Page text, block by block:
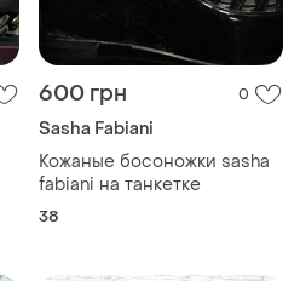
600 грн 0
Sasha Fabiani
Кожаные босоножки sasha
fabiani на танкетке
38